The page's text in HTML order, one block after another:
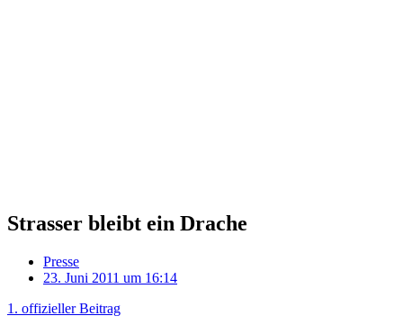
Strasser bleibt ein Drache
Presse
23. Juni 2011 um 16:14
1. offizieller Beitrag